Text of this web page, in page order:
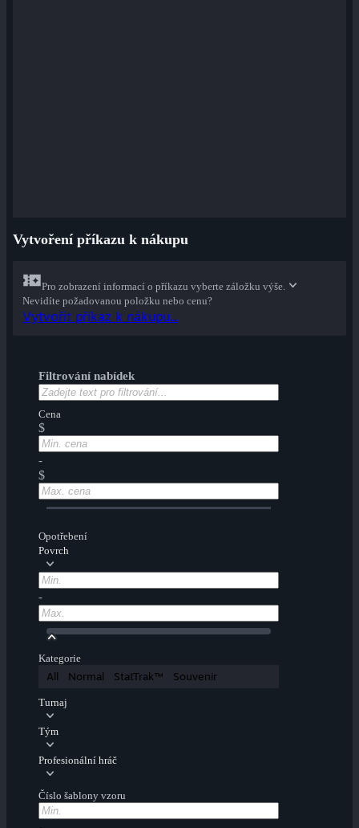
Vytvoření příkazu k nákupu
Pro zobrazení informací o příkazu vyberte záložku výše.
Nevidíte požadovanou položku nebo cenu?
Vytvořit příkaz k nákupu...
Filtrování nabídek
Cena
$
-
$
Opotřebení
Povrch
-
Kategorie
All Normal StatTrak™ Souvenir
Turnaj
Tým
Profesionální hráč
Číslo šablony vzoru